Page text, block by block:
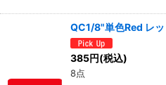
QC1/8"単色Red レッ
385円(税込)
8点